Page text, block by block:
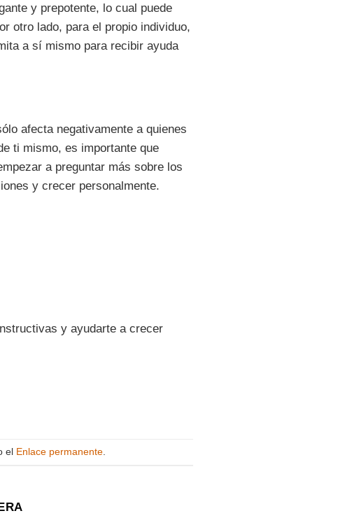
y prepotente, lo cual puede
otro lado, para el propio individuo,
a sí mismo para recibir ayuda
afecta negativamente a quienes
ti mismo, es importante que
a preguntar más sobre los
y crecer personalmente.
y ayudarte a crecer
el Enlace permanente.